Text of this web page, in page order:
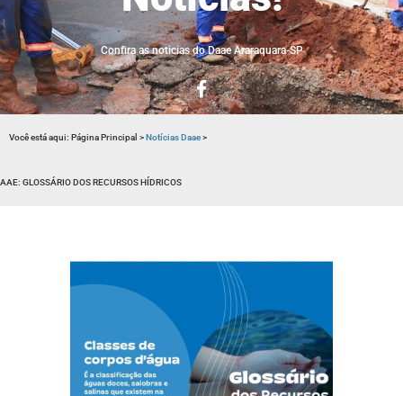
Confira as noticias do Daae Araraquara-SP
Você está aqui: Página Principal >Notícias Daae>
GLOSSÁRIO DOS RECURSOS HÍDRICOS